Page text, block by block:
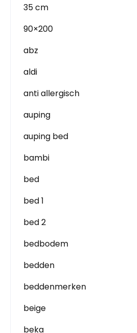
35 cm
90×200
abz
aldi
anti allergisch
auping
auping bed
bambi
bed
bed 1
bed 2
bedbodem
bedden
beddenmerken
beige
beka